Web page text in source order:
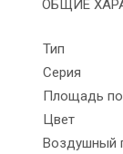
ОБЩИЕ
Тип
Серия
Площадь
Цвет
Воздушный